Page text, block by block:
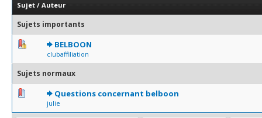
Sujet / Auteur
Sujets importants
BELBOON
clubaffiliation
0 Votes - 0 sur 5 en moyenne
Sujets normaux
Questions concernant belboon
julie
1 Votes - 2 sur 5 en moyenne
12345